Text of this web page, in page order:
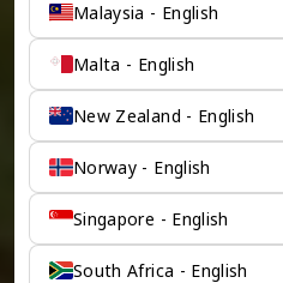
Malaysia - English
Malta - English
New Zealand - English
Norway - English
Singapore - English
South Africa - English